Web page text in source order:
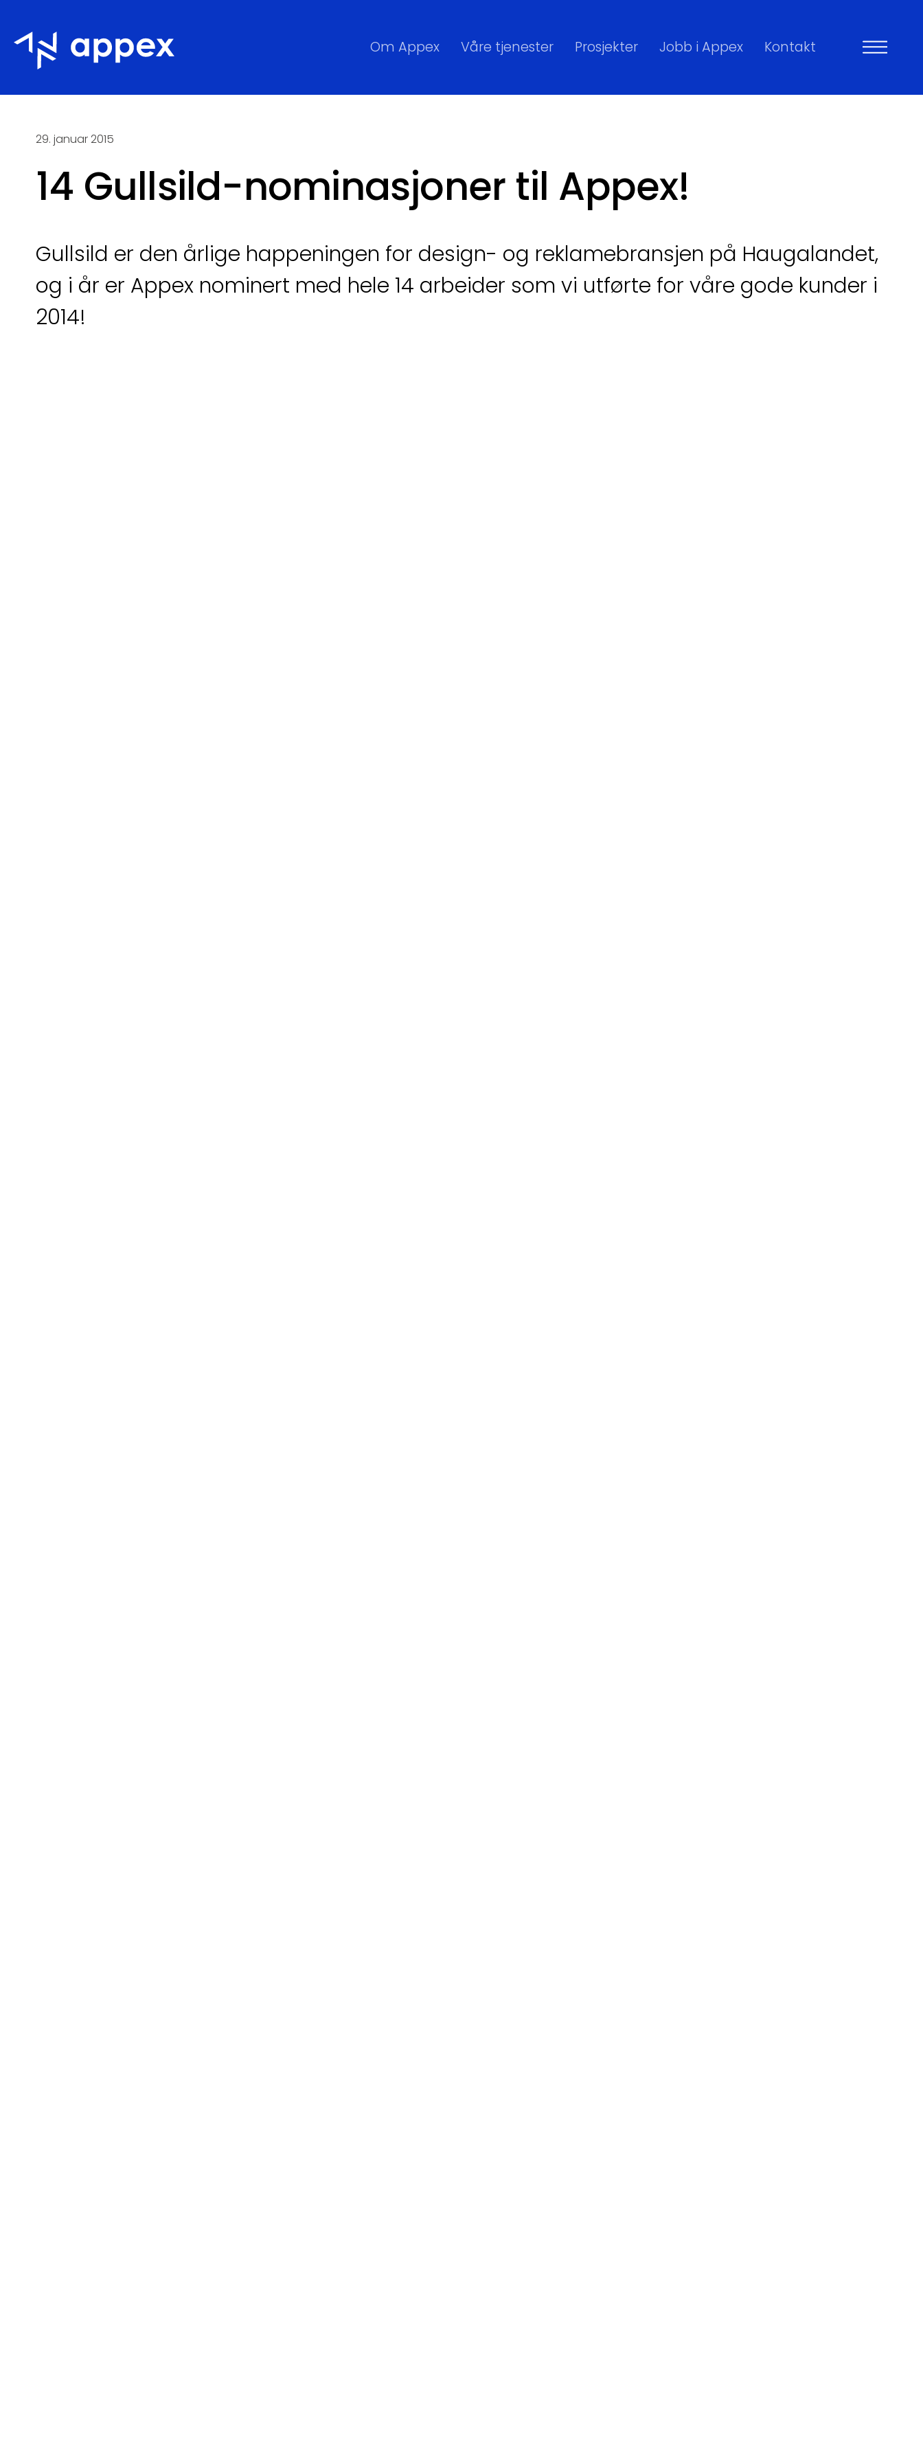
Appex Om Appex Våre tjenester Prosjekter Jobb i Appex Kontakt
29. januar 2015
14 Gullsild-nominasjoner til Appex!
Gullsild er den årlige happeningen for design- og reklamebransjen på Haugalandet,
og i år er Appex nominert med hele 14 arbeider som vi utførte for våre gode kunder i
2014!